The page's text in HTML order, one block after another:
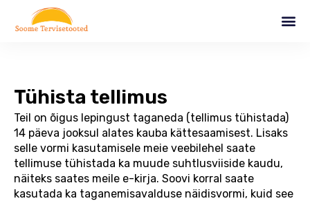
Tühista tellimus
Teil on õigus lepingust taganeda (tellimus tühistada)
14 päeva jooksul alates kauba kättesaamisest. Lisaks
selle vormi kasutamisele meie veebilehel saate
tellimuse tühistada ka muude suhtlusviiside kaudu,
näiteks saates meile e-kirja. Soovi korral saate
kasutada ka taganemisavalduse näidisvormi, kuid see